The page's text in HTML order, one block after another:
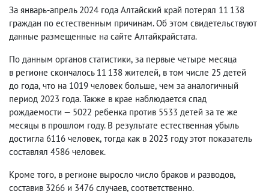
За январь-апрель 2024 года Алтайский край потерял 11 138
граждан по естественным причинам. Об этом свидетельствуют
данные размещенные на сайте Алтайкрайстата.
По данным органов статистики, за первые четыре месяца
в регионе скончалось 11 138 жителей, в том числе 25 детей
до года, что на 1019 человек больше, чем за аналогичный
период 2023 года. Также в крае наблюдается спад
рождаемости — 5022 ребенка против 5533 детей за те же
месяцы в прошлом году. В результате естественная убыль
достигла 6116 человек, тогда как в 2023 году этот показатель
составлял 4586 человек.
Кроме того, в регионе выросло число браков и разводов,
составив 3266 и 3476 случаев, соответственно.